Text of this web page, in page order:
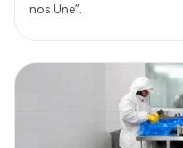
nos Une”.